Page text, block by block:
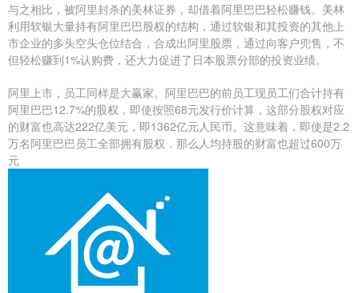
与之相比，被阿里封杀的美林证券，却借着阿里巴巴轻松赚钱。美林
利用软银大量持有阿里巴巴股权的结构，通过软银和其投资的其他上
市企业的多头空头仓位结合，合成出阿里股票，通过向客户兜售，不
但轻松赚到1%认购费，还大力促进了日本股票分部的投资业绩。
阿里上市，员工同样是大赢家。阿里巴巴的前员工现员工们合计持有
阿里巴巴12.7%的股权，即使按照68元发行价计算，这部分股权对应
的财富也高达222亿美元，即1362亿元人民币。这意味着，即使是2.2
万名阿里巴巴员工全部拥有股权，那么人均持股的财富也超过600万
元